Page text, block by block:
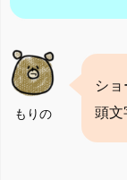
もりの
シ
頭文